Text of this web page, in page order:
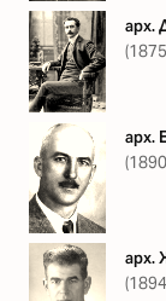
арх.
арх.
арх.